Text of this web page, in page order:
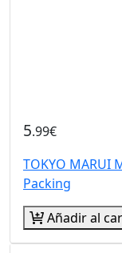
5.99€
TOKYO MARUI
Packing
Añadir al